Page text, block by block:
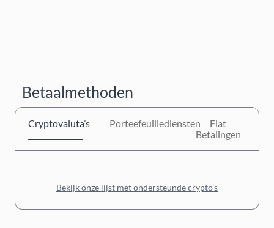
Betaalmethoden
Cryptovaluta’s Porteefeuillediensten
Fiat
Betalingen
Bekijk onze lijst met ondersteunde crypto’s